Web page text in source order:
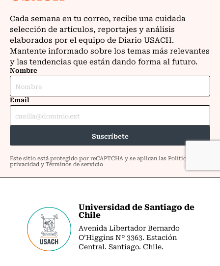
Universidad de Santiago de
Chile
Avenida Libertador Bernardo
O’Higgins Nº 3363. Estación
Central. Santiago. Chile.